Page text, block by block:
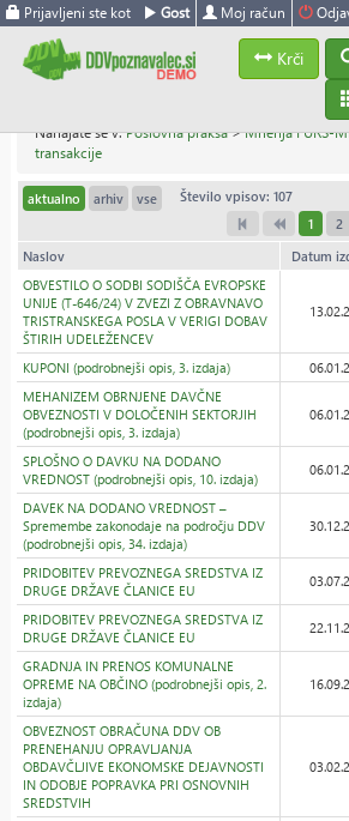
Prijavljeni ste kot Gost Moj račun
Krči
Nahajate se v:Poslovna praksa>Mnenja FURS-
transakcije
aktualno arhiv vse
Število vpisov: 107
1
2
Naslov Datum
OBVESTILO O SODBI SODIŠČA EVROPSKE
UNIJE (T-646/24) V ZVEZI Z OBRAVNAVO
TRISTRANSKEGA POSLA V VERIGI DOBAV
ŠTIRIH UDELEŽENCEV
KUPONI (podrobnejši opis, 3. izdaja)
MEHANIZEM OBRNJENE DAVČNE
OBVEZNOSTI V DOLOČENIH SEKTORJIH
(podrobnejši opis, 3. izdaja)
SPLOŠNO O DAVKU NA DODANO
VREDNOST (podrobnejši opis, 10. izdaja)
DAVEK NA DODANO VREDNOST –
Spremembe zakonodaje na področju DDV
(podrobnejši opis, 34. izdaja)
PRIDOBITEV PREVOZNEGA SREDSTVA IZ
DRUGE DRŽAVE ČLANICE EU
PRIDOBITEV PREVOZNEGA SREDSTVA IZ
DRUGE DRŽAVE ČLANICE EU
GRADNJA IN PRENOS KOMUNALNE
OPREME NA OBČINO (podrobnejši opis, 2.
izdaja)
OBVEZNOST OBRAČUNA DDV OB
PRENEHANJU OPRAVLJANJA
OBDAVČLJIVE EKONOMSKE DEJAVNOSTI
IN ODOBJE POPRAVKA PRI OSNOVNIH
SREDSTVIH